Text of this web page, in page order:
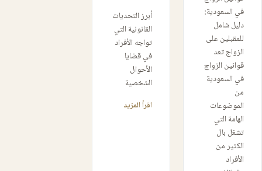
في السعودية:
دليل شامل
للمقبلين على
الزواج تعد
قوانين الزواج
في السعودية
من
الموضوعات
الهامة التي
تشغل بال
الكثير من
الأفراد
أبرز التحديات
القانونية التي
تواجه الأفراد
في قضايا
الأحوال
الشخصية
اقرأ المزيد